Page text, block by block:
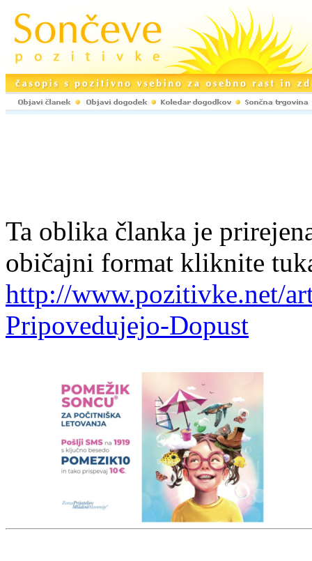
Ta oblika članka je
običajni format kliknite
http://www.pozitivke.net/
Pripovedujejo-Dopust